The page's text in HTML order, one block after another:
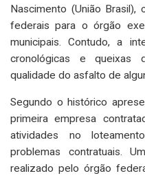
Nascimento (União
federais para o órgão
municipais. Contudo, a
cronológicas e queixas
qualidade do asfalto de
Segundo o histórico
primeira empresa
atividades no
problemas contratuais.
realizado pelo órgão